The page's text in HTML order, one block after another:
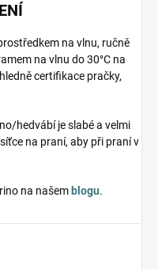
na vlnu, ručně
na vlnu do 30°C na
certifikace pračky,
hedvábí je slabé a velmi
na praní, aby při praní v
na našem blogu.